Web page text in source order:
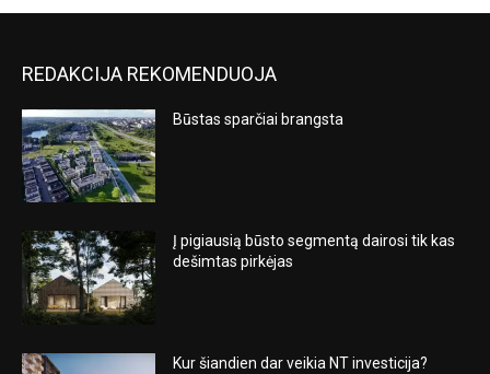
REDAKCIJA REKOMENDUOJA
Būstas sparčiai brangsta
Į pigiausią būsto segmentą dairosi tik kas
dešimtas pirkėjas
Kur šiandien dar veikia NT investicija?